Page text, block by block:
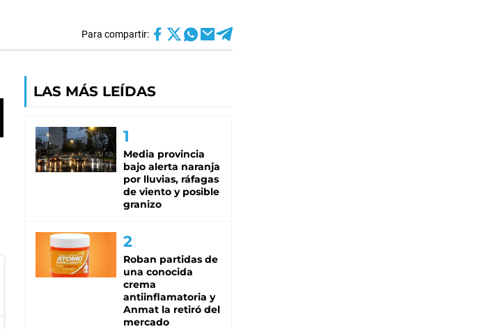
Para compartir:
LAS MÁS LEÍDAS
Media provincia
bajo alerta naranja
por lluvias, ráfagas
de viento y posible
granizo
Roban partidas de
una conocida
crema
antiinflamatoria y
Anmat la retiró del
mercado